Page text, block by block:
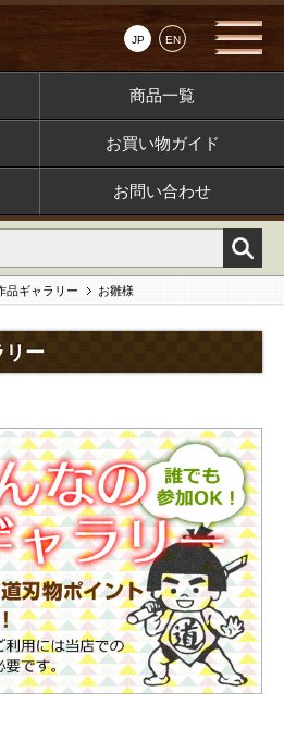
JP EN
商品一覧
お買い物ガイド
お問い合わせ
品ギャラリー お雛様
リー